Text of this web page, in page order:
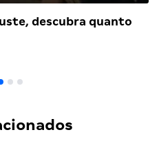
descubra quanto